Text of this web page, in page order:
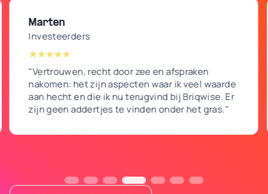
Marten
Investeerders
"Vertrouwen, recht door zee en afspraken
nakomen: het zijn aspecten waar ik veel waarde
aan hecht en die ik nu terugvind bij Briqwise. Er
zijn geen addertjes te vinden onder het gras."